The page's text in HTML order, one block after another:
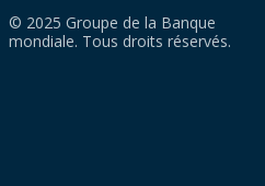
© 2025 Groupe de la Banque
mondiale. Tous droits réservés.